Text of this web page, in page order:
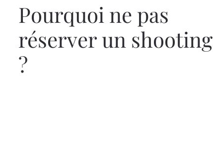
Pourquoi ne pas
réserver un shooting
?